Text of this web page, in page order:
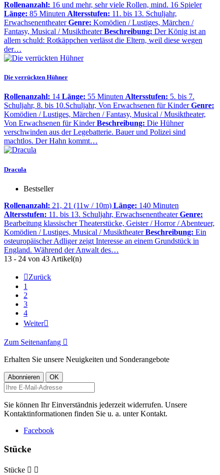
Rollenanzahl: 16 und mehr, sehr viele Rollen, mind. 16 Spieler
Länge: 85 Minuten Altersstufen: 11. bis 13. Schuljahr,
Erwachsenentheater Genre: Komödien / Lustiges, Märchen /
Fantasy, Musical / Musiktheater Beschreibung: Der König ist an
allem schuld: Rotkäppchen verlässt die Eltern, weil diese wegen
der…
Die verrückten Hühner
Rollenanzahl: 14 Länge: 55 Minuten Altersstufen: 5. bis 7.
Schuljahr, 8. bis 10.Schuljahr, Von Erwachsenen für Kinder Genre:
Komödien / Lustiges, Märchen / Fantasy, Musical / Musiktheater,
Von Erwachsenen für Kinder Beschreibung: Die Hühner
verschwinden aus der Legebatterie. Bauer und Polizei sind
machtlos. Der Hahn kommt…
Dracula
Bestseller
Rollenanzahl: 21, 21 (11w / 10m) Länge: 140 Minuten
Altersstufen: 11. bis 13. Schuljahr, Erwachsenentheater Genre:
Bearbeitung klassischer Theaterstücke, Geister / Horror / Abenteuer,
Komödien / Lustiges, Musical / Musiktheater Beschreibung: Ein
osteuropäischer Adliger zeigt Interesse an einem Grundstück in
England. Während der Anwalt des…
13 - 24 von 43 Artikel(n)
Zurück
1
2
3
4
Weiter
Zum Seitenanfang 
Erhalten Sie unsere Neuigkeiten und Sonderangebote
Sie können Ihr Einverständnis jederzeit widerrufen. Unsere
Kontaktinformationen finden Sie u. a. unter Kontakt.
Facebook
Stücke
Stücke  